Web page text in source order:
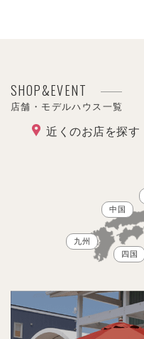
SHOP&EVENT
店舗・モデルハウス一覧
近くのお店を探す
中国
四国
九州